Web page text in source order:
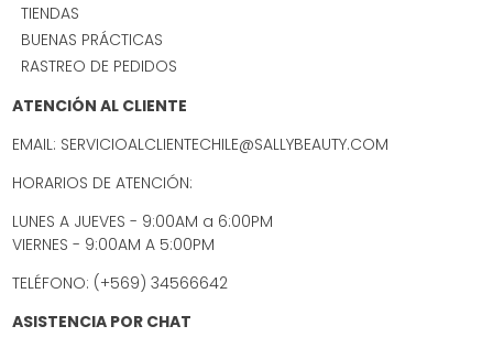
TIENDAS
BUENAS PRÁCTICAS
RASTREO DE PEDIDOS
ATENCIÓN AL CLIENTE
EMAIL: SERVICIOALCLIENTECHILE@SALLYBEAUTY.COM
HORARIOS DE ATENCIÓN:
LUNES A JUEVES - 9:00AM a 6:00PM
VIERNES - 9:00AM A 5:00PM
TELÉFONO: (+569) 34566642
ASISTENCIA POR CHAT